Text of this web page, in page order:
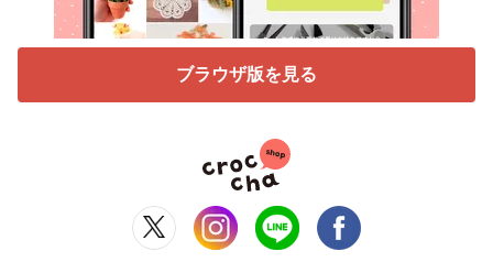
ブラウザ版を見る